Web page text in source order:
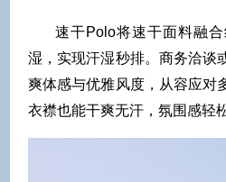
速干Polo将速干面料融
湿，实现汗湿秒排。商务洽谈
爽体感与优雅风度，从容应对
衣襟也能干爽无汗，氛围感轻